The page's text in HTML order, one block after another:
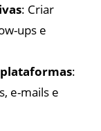
: Criar
ups e
:
e-mails e